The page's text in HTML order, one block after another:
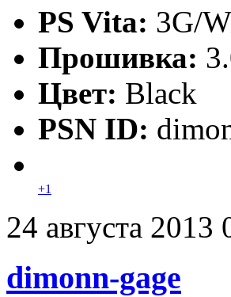
PS Vita: 3G/
Прошивка:
Цвет: Black
PSN ID:
+1
24 августа 2013
dimonn-gage